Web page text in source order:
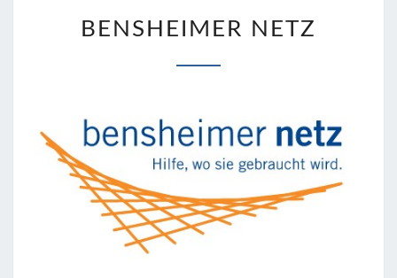
NETZ
BENSHEIMER NETZ